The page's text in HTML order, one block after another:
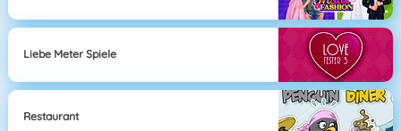
Liebe Meter Spiele
Restaurant